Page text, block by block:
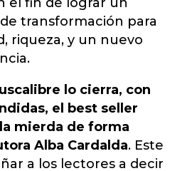
transformación para
riqueza, y un nuevo
lo cierra, con
el best seller
mierda de forma
Alba Cardalda. Este
a los lectores a decir